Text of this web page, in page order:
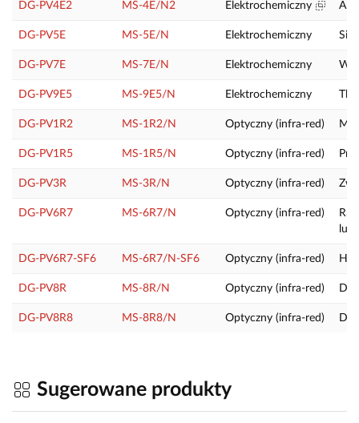
DG-PV4E2 MS-4E/N2 Elektrochemiczny
DG-PV5E MS-5E/N Elektrochemiczny
DG-PV7E MS-7E/N Elektrochemiczny
DG-PV9E5 MS-9E5/N Elektrochemiczny
DG-PV1R2 MS-1R2/N Optyczny (infra-red)
DG-PV1R5 MS-1R5/N Optyczny (infra-red)
DG-PV3R MS-3R/N Optyczny (infra-red)
DG-PV6R7 MS-6R7/N Optyczny (infra-red)
R32
lub
DG-PV6R7-SF6 MS-6R7/N-SF6 Optyczny (infra-red)
DG-PV8R MS-8R/N Optyczny (infra-red)
DG-PV8R8 MS-8R8/N Optyczny (infra-red)
Sugerowane produkty